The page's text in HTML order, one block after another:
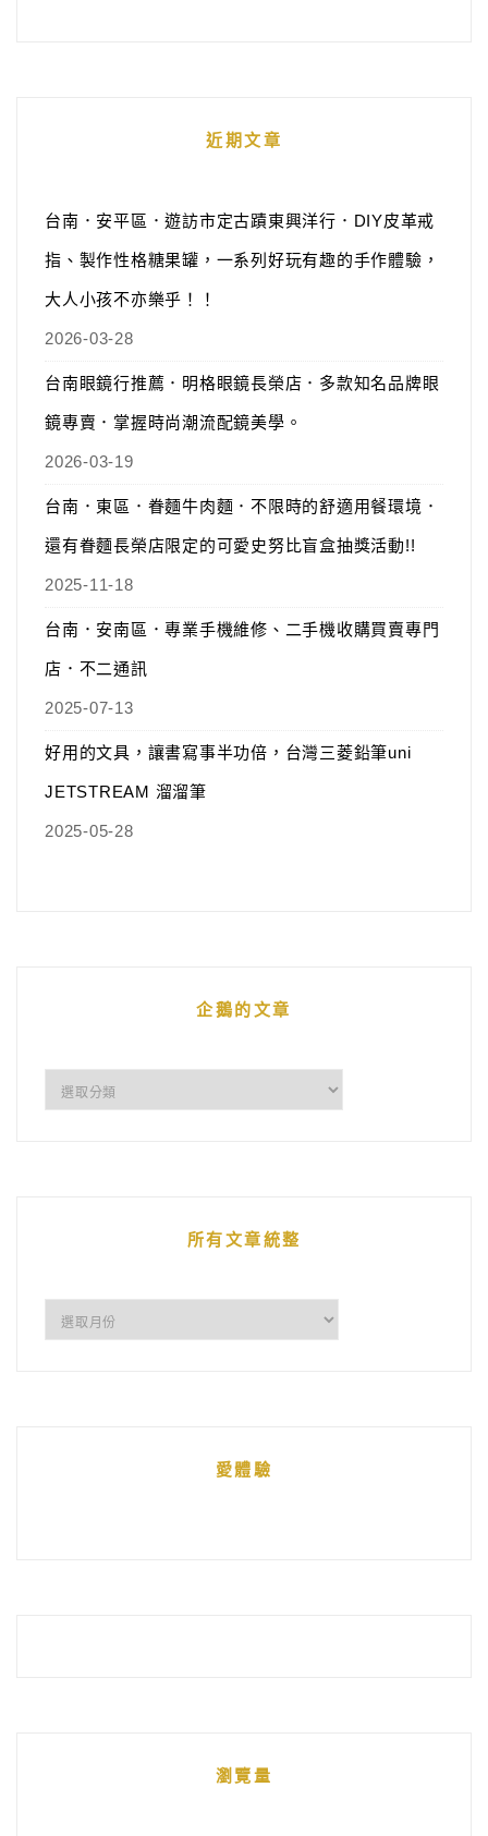
近期文章
台南．安平區．遊訪市定古蹟東興洋行．DIY皮革戒
指、製作性格糖果罐，一系列好玩有趣的手作體驗，
大人小孩不亦樂乎！！
2026-03-28
台南眼鏡行推薦．明格眼鏡長榮店．多款知名品牌眼
鏡專賣．掌握時尚潮流配鏡美學。
2026-03-19
台南．東區．眷麵牛肉麵．不限時的舒適用餐環境．
還有眷麵長榮店限定的可愛史努比盲盒抽獎活動!!
2025-11-18
台南．安南區．專業手機維修、二手機收購買賣專門
店．不二通訊
2025-07-13
好用的文具，讓書寫事半功倍，台灣三菱鉛筆uni
JETSTREAM 溜溜筆
2025-05-28
企鵝的文章
所有文章統整
愛體驗
瀏覽量